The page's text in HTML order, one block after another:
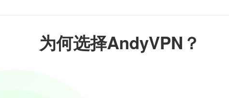
为何选择AndyVPN？